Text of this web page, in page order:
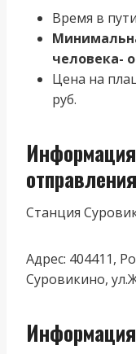
Время в
человека-
Цена на
руб.
Станция
Адрес: 404411,
Суровикино,